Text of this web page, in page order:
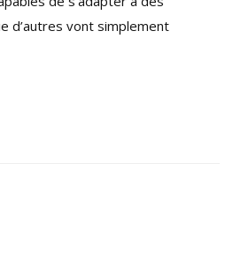
d’autres vont simplement